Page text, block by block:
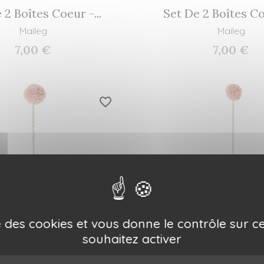
des cookies et vous donne le contrôle sur
souhaitez activer
2 Boîtes Coeur -...
Maileg
7,00 €
Set De 2 Boîtes
Maileg
7,00 €
favorite_border